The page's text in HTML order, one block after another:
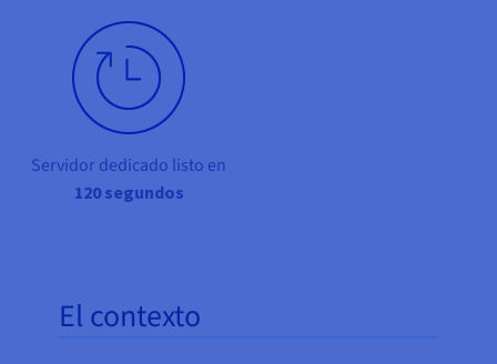
Servidor dedicado listo en
120 segundos
El contexto